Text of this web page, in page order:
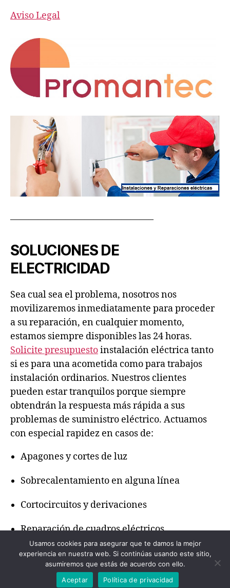
Aviso Legal
———————————————–
SOLUCIONES DE
ELECTRICIDAD
Sea cual sea el problema, nosotros nos
movilizaremos inmediatamente para proceder
a su reparación, en cualquier momento,
estamos siempre disponibles las 24 horas.
Solicite presupuestoinstalación eléctrica tanto
si es para una acometida como para trabajos
instalación ordinarios. Nuestros clientes
pueden estar tranquilos porque siempre
obtendrán la respuesta más rápida a sus
problemas de suministro eléctrico. Actuamos
con especial rapidez en casos de:
Apagones y cortes de luz
Sobrecalentamiento en alguna línea
Cortocircuitos y derivaciones
Reparación de cuadros eléctricos
Electricista Salamanca
Usamos cookies para asegurar que te damos la mejor
experiencia en nuestra web. Si continúas usando este sitio,
asumiremos que estás de acuerdo con ello.
Aceptar
Política de privacidad